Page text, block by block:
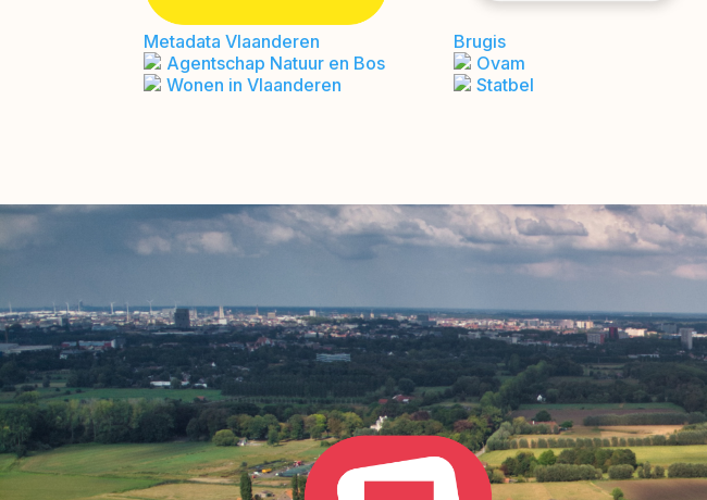
Metadata Vlaanderen Brugis
Agentschap Natuur en Bos Ovam
Wonen in Vlaanderen
Statbel